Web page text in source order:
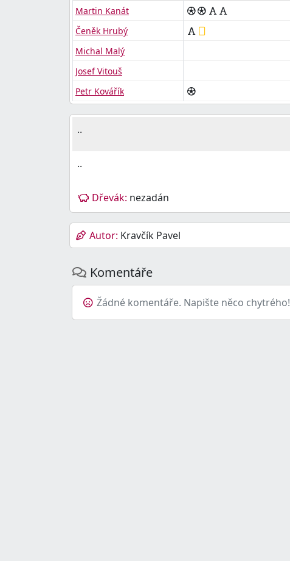
Martin Kanát
Čeněk Hrubý
Michal Malý
Josef Vitouš
Petr Kovářík
..
..
Dřevák: nezadán
Autor: Kravčík Pavel
Komentáře
Žádné komentáře. Napište něco chytrého!